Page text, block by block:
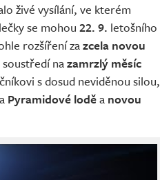
živé vysílání, ve kterém
se mohou 22. 9. letošního
rozšíření zazcela novou
nazamrzlý měsíc
s dosud neviděnou silou,
Pyramidové loděa novou